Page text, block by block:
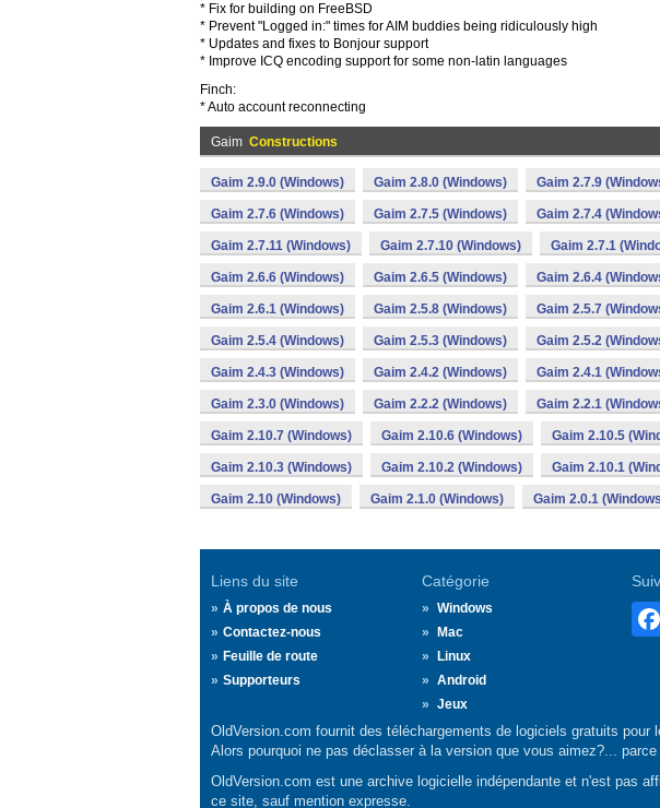
* Fix for building on FreeBSD
* Prevent "Logged in:" times for AIM buddies being ridiculously high
* Updates and fixes to Bonjour support
* Improve ICQ encoding support for some non-latin languages
Finch:
* Auto account reconnecting
Gaim Constructions
Gaim 2.9.0 (Windows) Gaim 2.8.0 (Windows) Gaim 2.7.9
Gaim 2.7.6 (Windows) Gaim 2.7.5 (Windows) Gaim 2.7.4
Gaim 2.7.11 (Windows) Gaim 2.7.10 (Windows) Gaim 2.7.1
Gaim 2.6.6 (Windows) Gaim 2.6.5 (Windows) Gaim 2.6.4
Gaim 2.6.1 (Windows) Gaim 2.5.8 (Windows) Gaim 2.5.7
Gaim 2.5.4 (Windows) Gaim 2.5.3 (Windows) Gaim 2.5.2
Gaim 2.4.3 (Windows) Gaim 2.4.2 (Windows) Gaim 2.4.1
Gaim 2.3.0 (Windows) Gaim 2.2.2 (Windows) Gaim 2.2.1
Gaim 2.10.7 (Windows) Gaim 2.10.6 (Windows) Gaim 2.10.5
Gaim 2.10.3 (Windows) Gaim 2.10.2 (Windows) Gaim 2.10.1
Gaim 2.10 (Windows) Gaim 2.1.0 (Windows) Gaim 2.0.1
Liens du site
À propos de nous
Contactez-nous
Feuille de route
Supporteurs
Catégorie
Windows
Mac
Linux
Android
Jeux
OldVersion.com fournit des téléchargements de logiciels gratuits
Alors pourquoi ne pas déclasser à la version que vous aimez?...
OldVersion.com est une archive logicielle indépendante et n'est pas
ce site, sauf mention expresse.